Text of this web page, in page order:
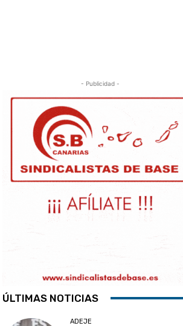
- Publicidad -
ÚLTIMAS NOTICIAS
ADEJE